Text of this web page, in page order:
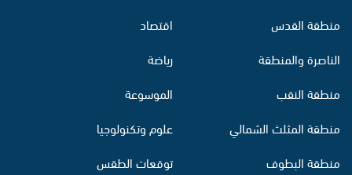
منطقة القدس
الناصرة والمنطقة
منطقة النقب
منطقة المثلث الشمالي
منطقة البطوف
اقتصاد
رياضة
الموسوعة
علوم وتكنولوجيا
توقعات الطقس